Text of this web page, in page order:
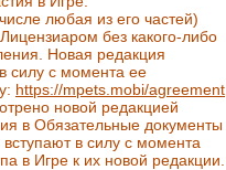
любая из его частей)
без какого-либо
Новая редакция
силу с момента ее
https://mpets.mobi/agreement
новой редакцией
в Обязательные документы
в силу с момента
в Игре к их новой редакции.